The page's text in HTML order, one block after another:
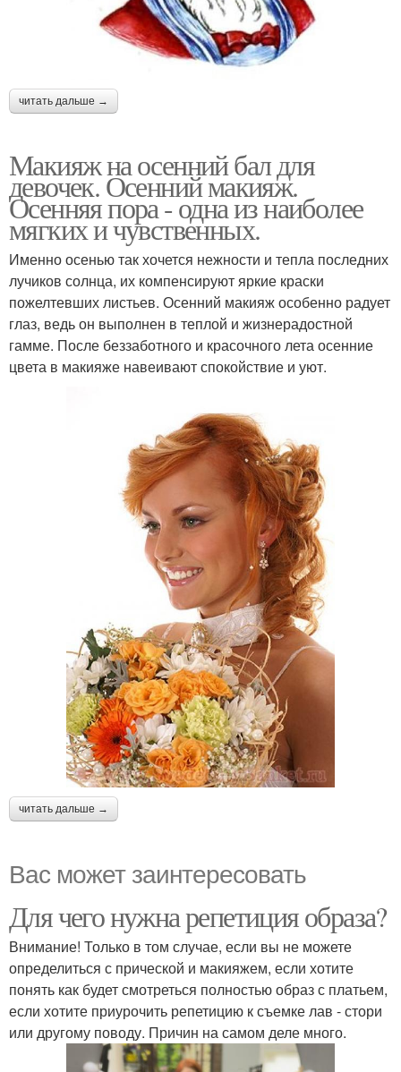
Новогодний макияж
Бирюзово-золотистый
читать дальше →
Макияж на осенний бал для
девочек. Осенний макияж.
Осенняя пора - одна из наиболее
мягких и чувственных.
Именно осенью так хочется нежности и тепла последних
лучиков солнца, их компенсируют яркие краски
пожелтевших листьев. Осенний макияж особенно радует
глаз, ведь он выполнен в теплой и жизнерадостной
гамме. После беззаботного и красочного лета осенние
цвета в макияже навеивают спокойствие и уют.
читать дальше →
Вас может заинтересовать
Для чего нужна репетиция образа?
Внимание! Только в том случае, если вы не можете
определиться с прической и макияжем, если хотите
понять как будет смотреться полностью образ с платьем,
если хотите приурочить репетицию к съемке лав - стори
или другому поводу. Причин на самом деле много.